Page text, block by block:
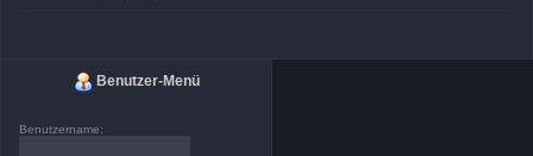
Benutzer-Menü
Benutzername: